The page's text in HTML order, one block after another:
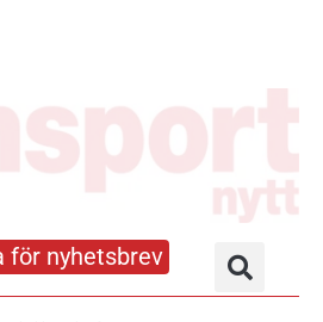
för nyhetsbrev